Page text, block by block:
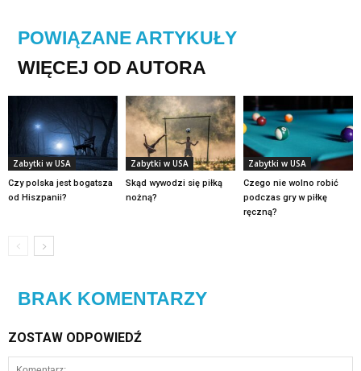
POWIĄZANE ARTYKUŁY
WIĘCEJ OD AUTORA
Zabytki w USA
Czy polska jest bogatsza
od Hiszpanii?
Zabytki w USA
Skąd wywodzi się piłką
nożną?
Zabytki w USA
Czego nie wolno robić
podczas gry w piłkę
ręczną?
BRAK KOMENTARZY
ZOSTAW ODPOWIEDŹ